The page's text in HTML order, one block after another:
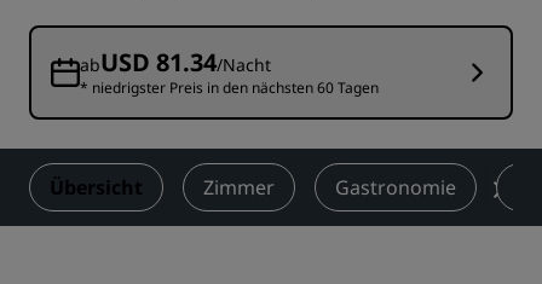
abUSD 81.34/Nacht
* niedrigster Preis in den nächsten 60 Tagen
Übersicht Zimmer Gastronomie